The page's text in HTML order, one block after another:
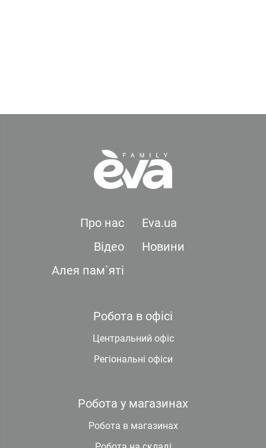
Про нас
Eva.ua
Відео
Новини
Алея пам`яті
Робота в офісі
Центральний офіс
Регіональні офіси
Робота у магазинах
Робота в магазинах